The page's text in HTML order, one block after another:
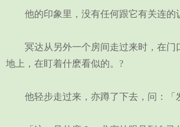
他的印象里，没有任何跟它有关连的
冥达从另外一个房间走过来时，在门
地上，在盯着什麽看似的。?
他轻步走过来，亦蹲了下去，问：「